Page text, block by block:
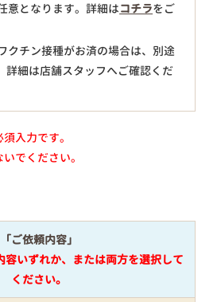
意となります。詳細はコチラをご
クチン接種がお済の場合は、別途
詳細は店舗スタッフへご確認くだ
入力です。
でください。
「ご依頼内容」
いずれか、または両方を選択して
ください。